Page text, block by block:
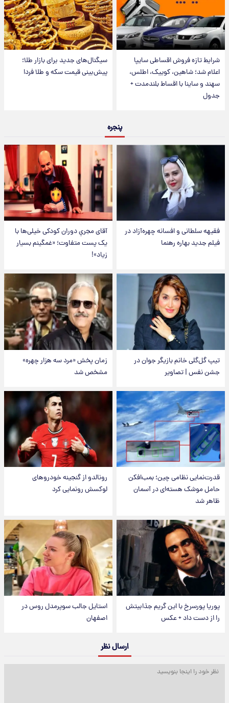
شرایط تازه فروش اقساطی سایپا
اعلام شد؛ شاهین، کوییک، اطلس،
سهند و ساینا با اقساط بلندمدت +
جدول
سیگنال‌های جدید برای بازار طلا؛
پیش‌بینی قیمت سکه و طلا فردا
پنجره
فقیهه سلطانی و افسانه چهره‌آزاد در
فیلم جدید بهاره رهنما
آقای مجریِ دوران کودکی خیلی‌ها با
یک پست متفاوت؛ «غمگینم بسیار
زیاد»!
تیپ گل‌گلی خانم بازیگر جوان در
جشن نفس | تصاویر
زمان پخش «مرد سه هزار چهره»
مشخص شد
قدرت‌نمایی نظامی چین؛ بمب‌افکن
حامل موشک هسته‌ای در آسمان
ظاهر شد
رونالدو از گنجینه خودروهای
لوکسش رونمایی کرد
پوریا پورسرخ با این گریم جذابیتش
را از دست داد + عکس
استایل جالب سوپرمدل روس در
اصفهان
ارسال نظر